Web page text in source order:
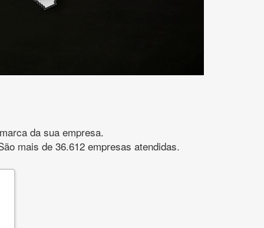
da sua empresa.
mais de 36.612 empresas atendidas.